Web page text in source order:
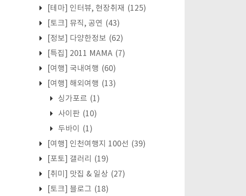
[테마] 인터뷰, 현장취재 (125)
[토크] 뮤직, 공연 (43)
[정보] 다양한정보 (62)
[특집] 2011 MAMA (7)
[여행] 국내여행 (60)
[여행] 해외여행 (13)
싱가포르 (1)
사이판 (10)
두바이
(1)
[여행] 인천여행지 100선 (39)
[포토] 갤러리
(19)
[취미] 맛집 & 일상 (27)
[토크] 블로그 (18)